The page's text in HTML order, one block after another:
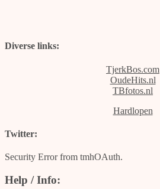
Diverse links:
TjerkBos.com
OudeHits.nl
TBfotos.nl
Hardlopen
Twitter:
Security Error from tmhOAuth.
Help / Info: